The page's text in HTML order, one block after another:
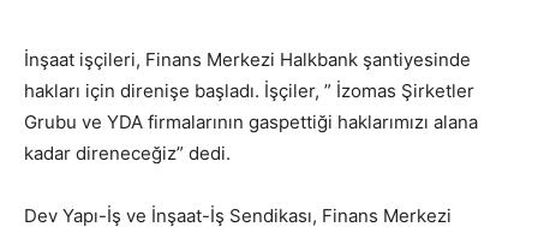
İnşaat işçileri, Finans Merkezi Halkbank şantiyesinde
hakları için direnişe başladı. İşçiler, ” İzomas Şirketler
Grubu ve YDA firmalarının gaspettiği haklarımızı alana
kadar direneceğiz” dedi.
Dev Yapı-İş ve İnşaat-İş Sendikası, Finans Merkezi